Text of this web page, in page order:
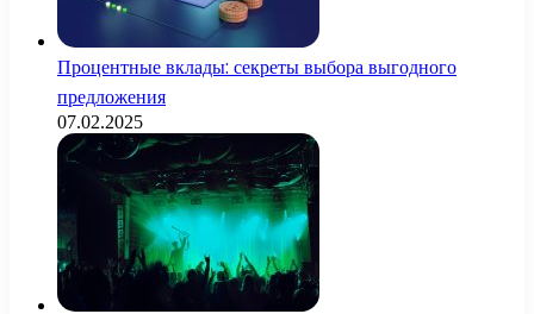
Процентные вклады: секреты выбора выгодного
предложения
07.02.2025